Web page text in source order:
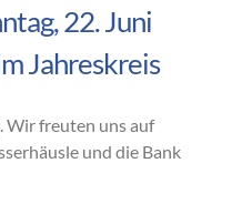
22. Juni
Jahreskreis
Wir freuten uns auf
und die Bank